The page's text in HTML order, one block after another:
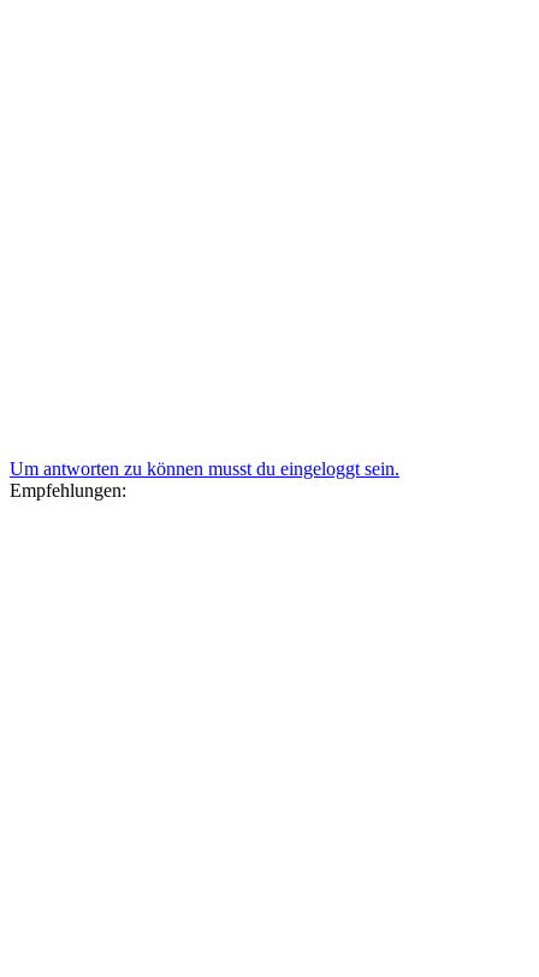
Um antworten zu können musst du eingeloggt sein.
Empfehlungen: